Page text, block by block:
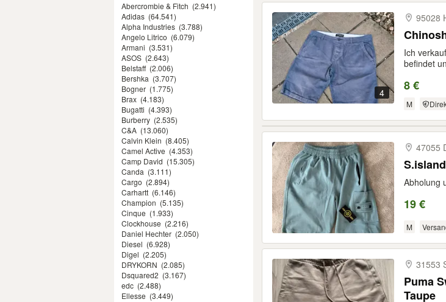
Abercrombie & Fitch (2.941)
Adidas (64.541)
Alpha Industries (3.788)
Angelo Litrico (6.079)
Armani (3.531)
ASOS (2.643)
Belstaff (2.006)
Bershka (3.707)
Bogner (1.775)
Brax (4.183)
Bugatti (4.393)
Burberry (2.535)
C&A (13.060)
Calvin Klein (8.405)
Camel Active (4.353)
Camp David (15.305)
Canda (3.111)
Cargo (2.894)
Carhartt (6.146)
Champion (5.135)
Cinque (1.933)
Clockhouse (2.216)
Daniel Hechter (2.050)
Diesel (6.928)
Digel (2.205)
DRYKORN (2.085)
Dsquared2 (3.167)
edc (2.488)
Ellesse (3.449)
4
95028
Ich
befindet
8 €
M
47055
Abholung
19 €
M
31553
Puma
Taupe